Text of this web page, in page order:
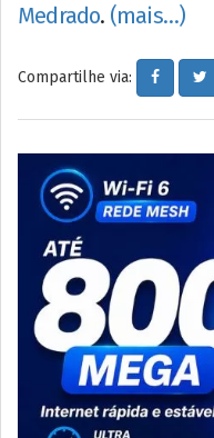
Medrado. (mais…)
Compartilhe via: